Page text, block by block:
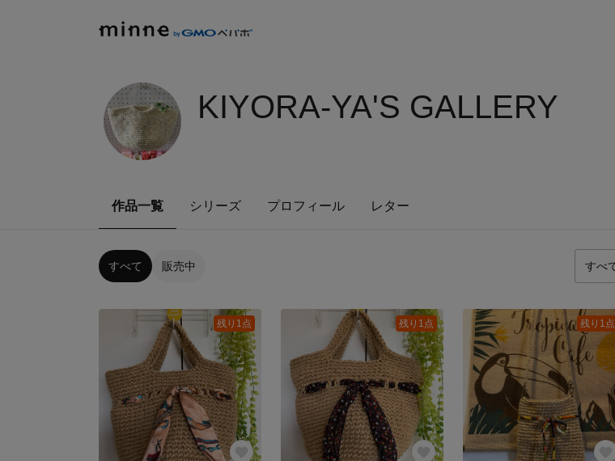
KIYORA-YA'S GALLERY
作品一覧 シリーズ プロフィール レター
すべて 販売中
残り1点 残り1点 残り1点